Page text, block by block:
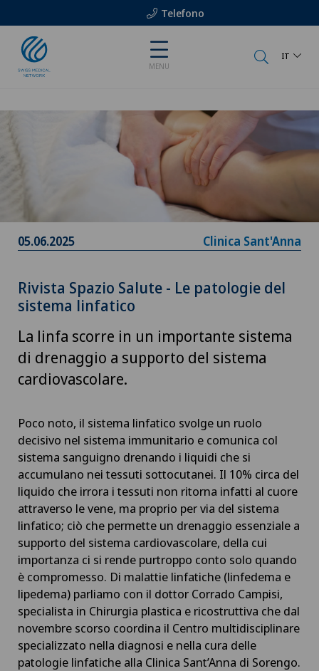
Telefono
MENU
IT
05.06.2025 Clinica Sant'Anna
Rivista Spazio Salute - Le patologie del
sistema linfatico
La linfa scorre in un importante sistema
di drenaggio a supporto del sistema
cardiovascolare.
Poco noto, il sistema linfatico svolge un ruolo
decisivo nel sistema immunitario e comunica col
sistema sanguigno drenando i liquidi che si
accumulano nei tessuti sottocutanei. Il 10% circa del
liquido che irrora i tessuti non ritorna infatti al cuore
attraverso le vene, ma proprio per via del sistema
linfatico; ciò che permette un drenaggio essenziale a
supporto del sistema cardiovascolare, della cui
importanza ci si rende purtroppo conto solo quando
è compromesso. Di malattie linfatiche (linfedema e
lipedema) parliamo con il dottor Corrado Campisi,
specialista in Chirurgia plastica e ricostruttiva che dal
novembre scorso coordina il Centro multidisciplinare
specializzato nella diagnosi e nella cura delle
patologie linfatiche alla Clinica Sant’Anna di Sorengo.